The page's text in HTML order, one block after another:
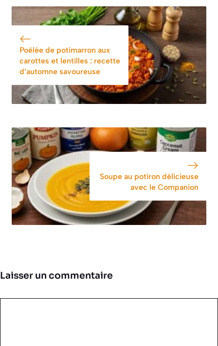
savoureuse
onctueuse et
facile
Poêlée de potimarron aux
carottes et lentilles : recette
d’automne savoureuse
Soupe au potiron délicieuse
avec le Companion
Laisser un commentaire